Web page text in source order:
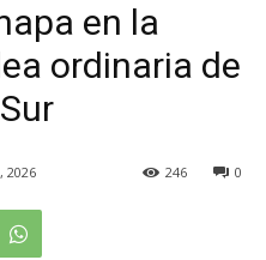
en la
ordinaria de
2026 0
246